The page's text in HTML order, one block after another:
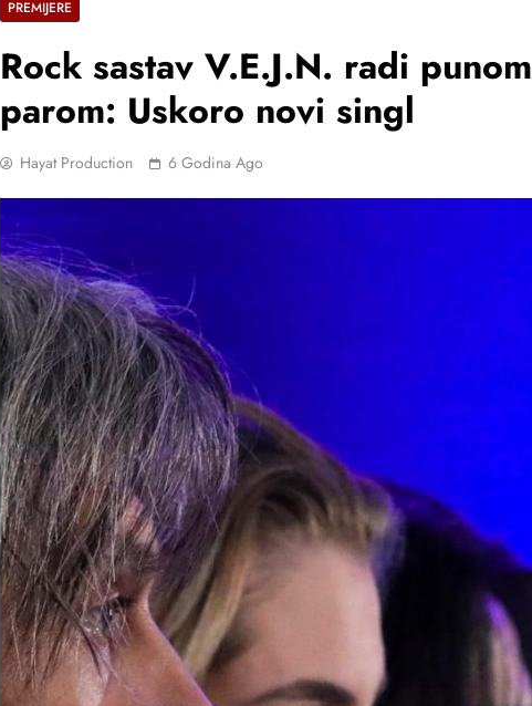
PREMIJERE
Rock sastav V.E.J.N. radi punom
parom: Uskoro novi singl
Hayat Production 6 Godina Ago